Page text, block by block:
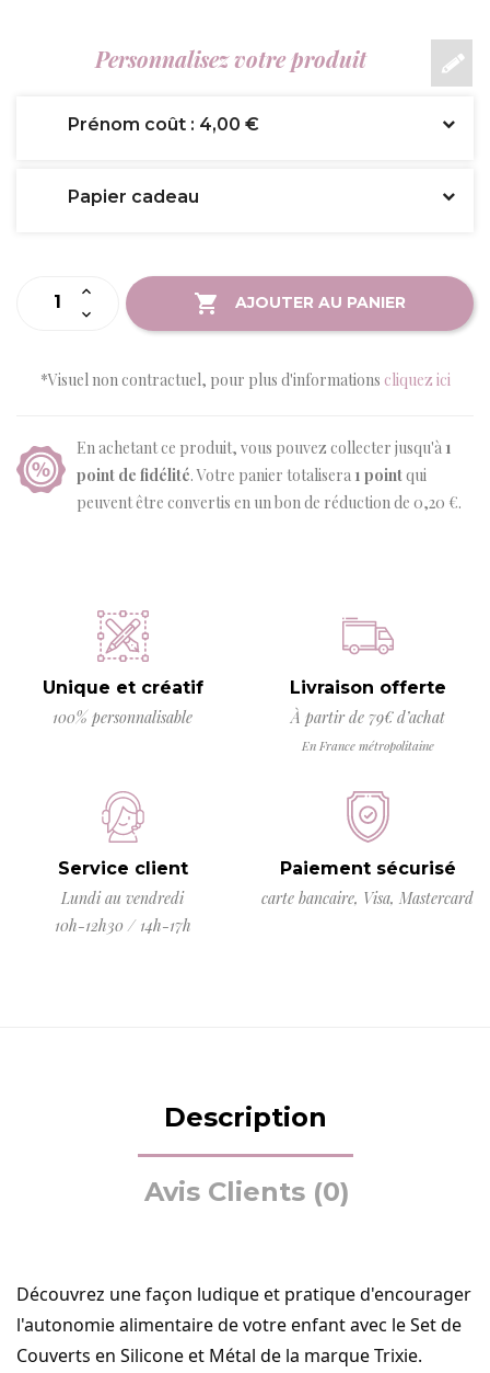
Personnalisez votre produit
Prénom coût : 4,00 €
Papier cadeau
AJOUTER AU PANIER
*Visuel non contractuel, pour plus d'informations cliquez ici
En achetant ce produit, vous pouvez collecter jusqu'à 1
point de fidélité. Votre panier totalisera 1 pointqui
peuvent être convertis en un bon de réduction de 0,20 €.
Unique et créatif
100% personnalisable
Livraison offerte
À partir de 79€ d’achat
En France métropolitaine
Service client
Lundi au vendredi
10h-12h30 / 14h-17h
Paiement sécurisé
carte bancaire, Visa, Mastercard
Description
Avis Clients (0)
Découvrez une façon ludique et pratique d'encourager
l'autonomie alimentaire de votre enfant avec le Set de
Couverts en Silicone et Métal de la marque Trixie.